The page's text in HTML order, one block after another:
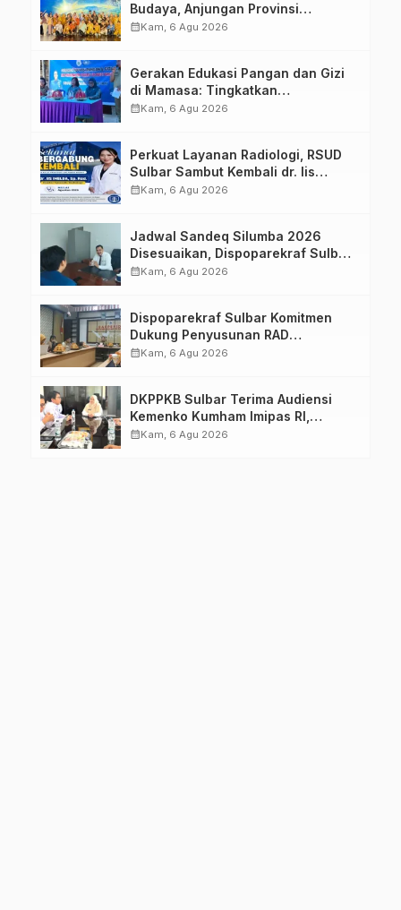
Budaya, Anjungan Provinsi
Sulawesi Barat Perkuat Kolaborasi
calendar_monthKam, 6 Agu 2026
Gerakan Edukasi Pangan dan Gizi
di Mamasa: Tingkatkan
Pengetahuan dan Keterampilan
calendar_monthKam, 6 Agu 2026
Perkuat Layanan Radiologi, RSUD
Sulbar Sambut Kembali dr. Iis
Imelda, Sp.Rad
calendar_monthKam, 6 Agu 2026
Jadwal Sandeq Silumba 2026
Disesuaikan, Dispoparekraf Sulbar
Pastikan Persiapan Tetap
calendar_monthKam, 6 Agu 2026
Dispoparekraf Sulbar Komitmen
Dukung Penyusunan RAD
TPB/SDGs Sulawesi Barat
calendar_monthKam, 6 Agu 2026
DKPPKB Sulbar Terima Audiensi
Kemenko Kumham Imipas RI,
Perkuat Pelayanan Kesehatan bagi
calendar_monthKam, 6 Agu 2026